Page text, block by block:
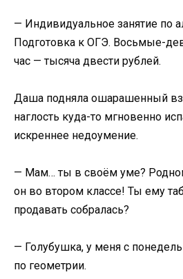
— Индивидуальное занятие по
Подготовка к ОГЭ. Восьмые-
час — тысяча двести рублей.
Даша подняла ошарашенный
наглость куда-то мгновенно
искреннее недоумение.
— Мам… ты в своём уме?
он во втором классе! Ты ему
продавать собралась?
— Голубушка, у меня с
по геометрии.